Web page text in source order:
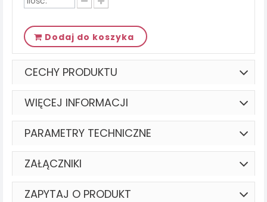
Dodaj do koszyka
CECHY PRODUKTU
WIĘCEJ INFORMACJI
PARAMETRY TECHNICZNE
ZAŁĄCZNIKI
ZAPYTAJ O PRODUKT